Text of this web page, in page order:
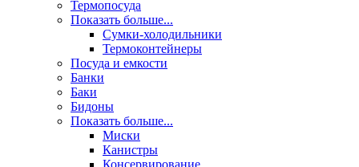
Термопосуда
Показать больше...
Сумки-холодильники
Термоконтейнеры
Посуда и емкости
Банки
Баки
Бидоны
Показать больше...
Миски
Канистры
Консервирование